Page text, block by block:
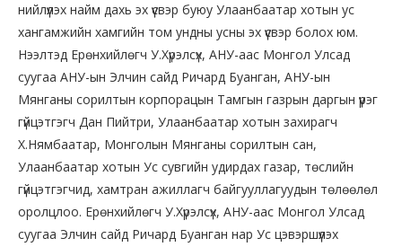
нийлүүлэх найм дахь эх үүсвэр буюу Улаанбаатар хотын ус
хангамжийн хамгийн том ундны усны эх үүсвэр болох юм.
Нээлтэд Ерөнхийлөгч У.Хүрэлсүх, АНУ-аас Монгол Улсад
суугаа АНУ-ын Элчин сайд Ричард Буанган, АНУ-ын
Мянганы сорилтын корпорацын Тамгын газрын даргын үүрэг
гүйцэтгэгч Дан Пийтри, Улаанбаатар хотын захирагч
Х.Нямбаатар, Монголын Мянганы сорилтын сан,
Улаанбаатар хотын Ус сувгийн удирдах газар, төслийн
гүйцэтгэгчид, хамтран ажиллагч байгууллагуудын төлөөлөл
оролцлоо. Ерөнхийлөгч У.Хүрэлсүх, АНУ-аас Монгол Улсад
суугаа Элчин сайд Ричард Буанган нар Ус цэвэршүүлэх